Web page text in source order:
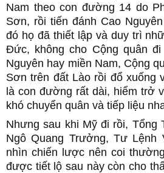
Nam theo con đường 14 do
Sơn, rồi tiến đánh Cao
đó họ đã thiết lập và duy trì
Đức, không cho Cộng quân
Nguyên hay miền Nam, Cộng
Sơn trên đất Lào rồi đổ xuống
là con đường rất dài, hiểm trở
khó chuyển quân và tiếp liệu
Nhưng sau khi Mỹ đi rồi, Tổng
Ngô Quang Trưởng, Tư Lệnh
nhìn chiến lược nên coi
được tiết lộ sau này còn cho